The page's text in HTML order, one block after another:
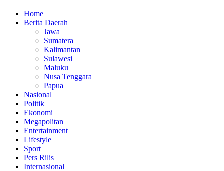
Home
Berita Daerah
Jawa
Sumatera
Kalimantan
Sulawesi
Maluku
Nusa Tenggara
Papua
Nasional
Politik
Ekonomi
Megapolitan
Entertainment
Lifestyle
Sport
Pers Rilis
Internasional